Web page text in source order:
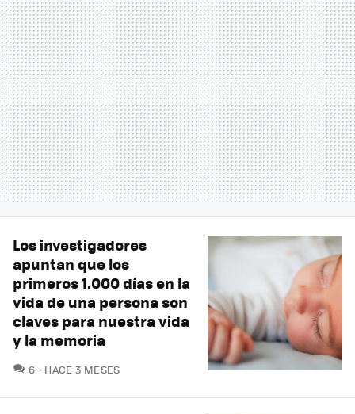
Los investigadores
apuntan que los
primeros 1.000 días en la
vida de una persona son
claves para nuestra vida
y la memoria
6 COMENTARIOS
HACE 3 MESES